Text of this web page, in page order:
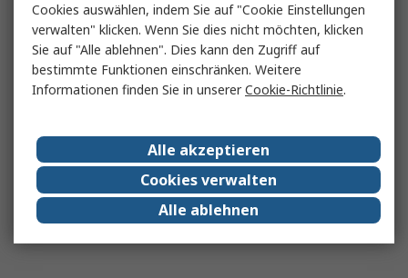
Cookies auswählen, indem Sie auf "Cookie Einstellungen
verwalten" klicken. Wenn Sie dies nicht möchten, klicken
Sie auf "Alle ablehnen". Dies kann den Zugriff auf
bestimmte Funktionen einschränken. Weitere
Informationen finden Sie in unsererCookie-Richtlinie.
Alle akzeptieren
Cookies verwalten
Alle ablehnen